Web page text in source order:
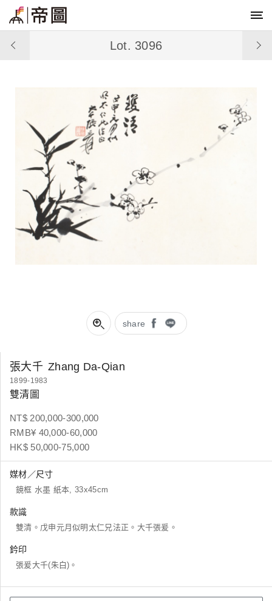
share
Lot. 3096
張大千 Zhang Da-Qian
1899-1983
雙清圖
NT$ 200,000-300,000
RMB¥ 40,000-60,000
HK$ 50,000-75,000
媒材／尺寸
鏡框 水墨 紙本, 33x45cm
款識
雙清。戊申元月似明太仁兄法正。大千張爰。
鈐印
張爰大千(朱白)。